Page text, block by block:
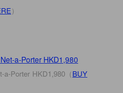
）
Porter HKD1,980（BUY